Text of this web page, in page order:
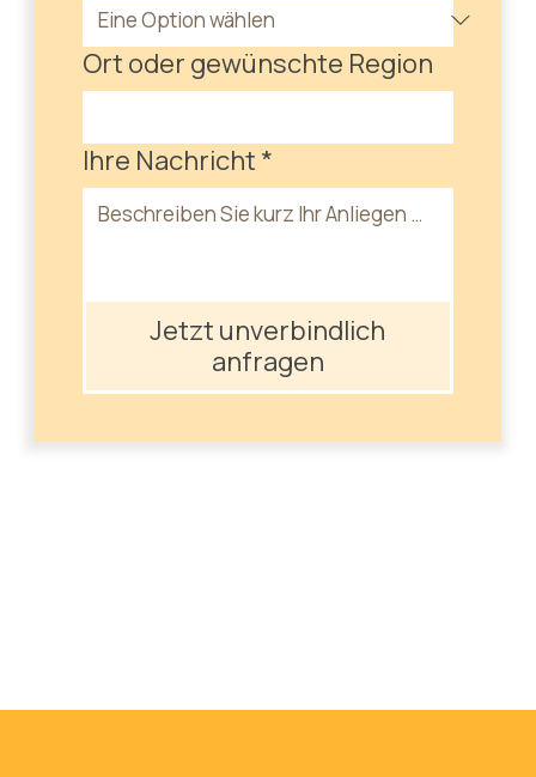
Ort oder gewünschte Region
Ihre Nachricht *
Jetzt unverbindlich
anfragen